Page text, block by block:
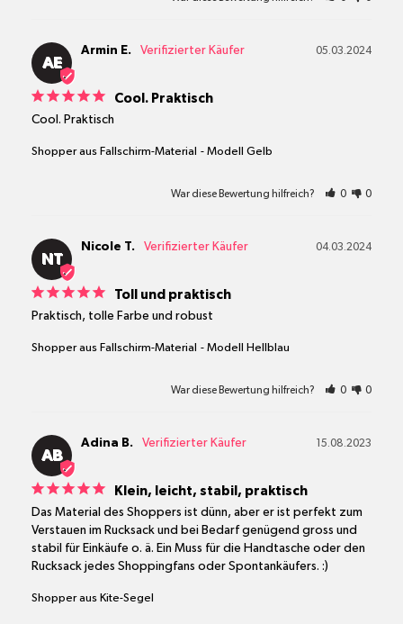
AE
05.03.2024
Armin E.
Cool. Praktisch
Cool. Praktisch
Shopper aus Fallschirm-Material Modell Gelb
War diese Bewertung hilfreich? 0 0
NT
04.03.2024
Nicole T.
Toll und praktisch
Praktisch, tolle Farbe und robust
Shopper aus Fallschirm-Material Modell Hellblau
War diese Bewertung hilfreich? 0 0
AB
15.08.2023
Adina B.
Klein, leicht, stabil, praktisch
Das Material des Shoppers ist dünn, aber er ist perfekt zum
Verstauen im Rucksack und bei Bedarf genügend gross und
stabil für Einkäufe o. ä. Ein Muss für die Handtasche oder den
Rucksack jedes Shoppingfans oder Spontankäufers. :)
Shopper aus Kite-Segel